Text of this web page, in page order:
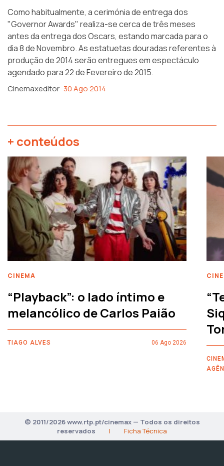
Como habitualmente, a cerimónia de entrega dos
"Governor Awards" realiza-se cerca de três meses
antes da entrega dos Oscars, estando marcada para o
dia 8 de Novembro. As estatuetas douradas referentes à
produção de 2014 serão entregues em espectáculo
agendado para 22 de Fevereiro de 2015.
Cinemaxeditor 30 Ago 2014
+ conteúdos
CINEMA
“Playback”: o lado íntimo e
melancólico de Carlos Paião
TIAGO ALVES 06 Ago 2026
© 2011/2026 www.rtp.pt/cinemax — Todos os direitos
reservados
| Ficha Técnica